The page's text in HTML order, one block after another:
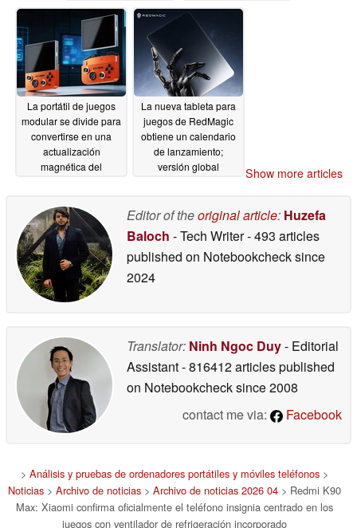
04/07/2026
La portátil de juegos
modular se divide para
convertirse en una
actualización
magnética del
La nueva tableta para
juegos de RedMagic
obtiene un calendario
de lanzamiento;
versión global
Show more articles
Editor of theoriginal article: Huzefa
Baloch - Tech Writer- 493 articles
published on Notebookchecksince
2024
Translator: Ninh Ngoc Duy- Editorial
Assistant- 816412 articles published
on Notebookchecksince 2008
contact me via:
Facebook
> Análisis y pruebas de ordenadores portátiles y móviles teléfonos >
Noticias > Archivo de noticias > Archivo de noticias 2026 04 > Redmi K90
Max: Xiaomi confirma oficialmente el teléfono insignia centrado en los
juegos con ventilador de refrigeración incorporado